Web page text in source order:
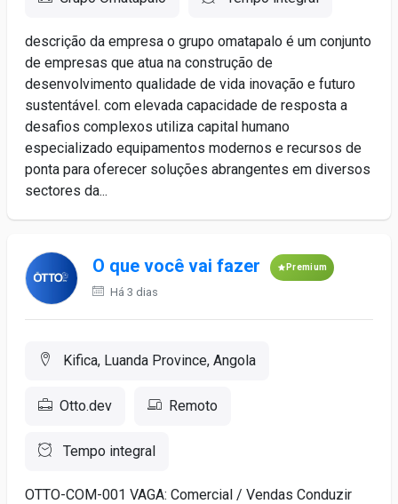
descrição da empresa o grupo omatapalo é um conjunto
de empresas que atua na construção de
desenvolvimento qualidade de vida inovação e futuro
sustentável. com elevada capacidade de resposta a
desafios complexos utiliza capital humano
especializado equipamentos modernos e recursos de
ponta para oferecer soluções abrangentes em diversos
sectores da...
O que você vai fazer Premium
Há 3 dias
Kifica, Luanda Province, Angola
Otto.dev Remoto
Tempo integral
OTTO-COM-001 VAGA: Comercial / Vendas Conduzir